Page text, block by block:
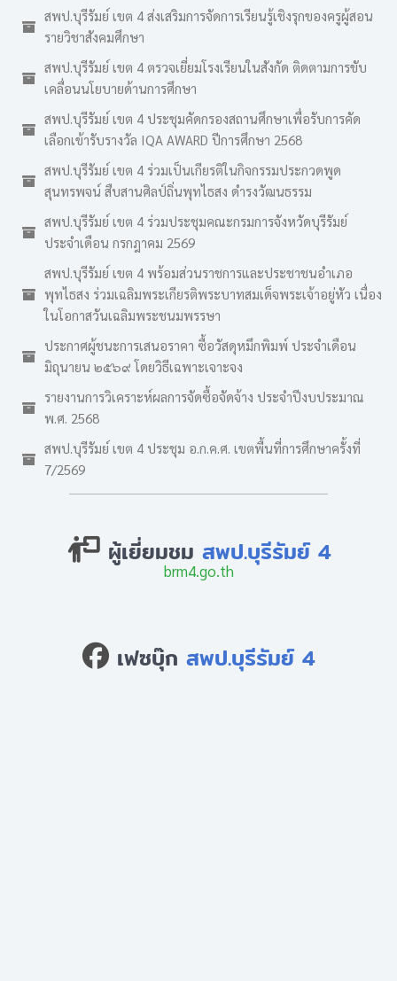
สพป.บุรีรัมย์ เขต 4 ส่งเสริมการจัดการเรียนรู้เชิงรุกของครูผู้สอน
รายวิชาสังคมศึกษา
สพป.บุรีรัมย์ เขต 4 ตรวจเยี่ยมโรงเรียนในสังกัด ติดตามการขับ
เคลื่อนนโยบายด้านการศึกษา
สพป.บุรีรัมย์ เขต 4 ประชุมคัดกรองสถานศึกษาเพื่อรับการคัด
เลือกเข้ารับรางวัล IQA AWARD ปีการศึกษา 2568
สพป.บุรีรัมย์ เขต 4 ร่วมเป็นเกียรติในกิจกรรมประกวดพูด
สุนทรพจน์ สืบสานศิลป์ถิ่นพุทไธสง ดำรงวัฒนธรรม
สพป.บุรีรัมย์ เขต 4 ร่วมประชุมคณะกรมการจังหวัดบุรีรัมย์
ประจำเดือน กรกฎาคม 2569
สพป.บุรีรัมย์ เขต 4 พร้อมส่วนราชการและประชาชนอำเภอ
พุทไธสง ร่วมเฉลิมพระเกียรติพระบาทสมเด็จพระเจ้าอยู่หัว เนื่อง
ในโอกาสวันเฉลิมพระชนมพรรษา
ประกาศผู้ชนะการเสนอราคา ซื้อวัสดุหมึกพิมพ์ ประจำเดือน
มิถุนายน ๒๕๖๙ โดยวิธีเฉพาะเจาะจง
รายงานการวิเคราะห์ผลการจัดซื้อจัดจ้าง ประจำปีงบประมาณ
พ.ศ. 2568
สพป.บุรีรัมย์ เขต 4 ประชุม อ.ก.ค.ศ. เขตพื้นที่การศึกษาครั้งที่
7/2569
ผู้เยี่ยมชม สพป.บุรีรัมย์ 4
brm4.go.th
เฟซบุ๊ก สพป.บุรีรัมย์ 4